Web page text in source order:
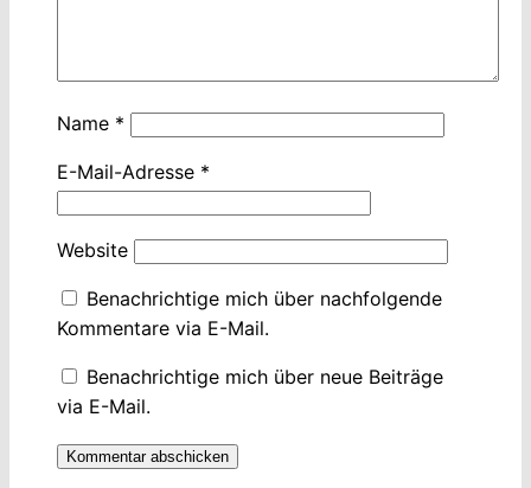
Name *
E-Mail-Adresse *
Website
Benachrichtige mich über nachfolgende
Kommentare via E-Mail.
Benachrichtige mich über neue Beiträge
via E-Mail.